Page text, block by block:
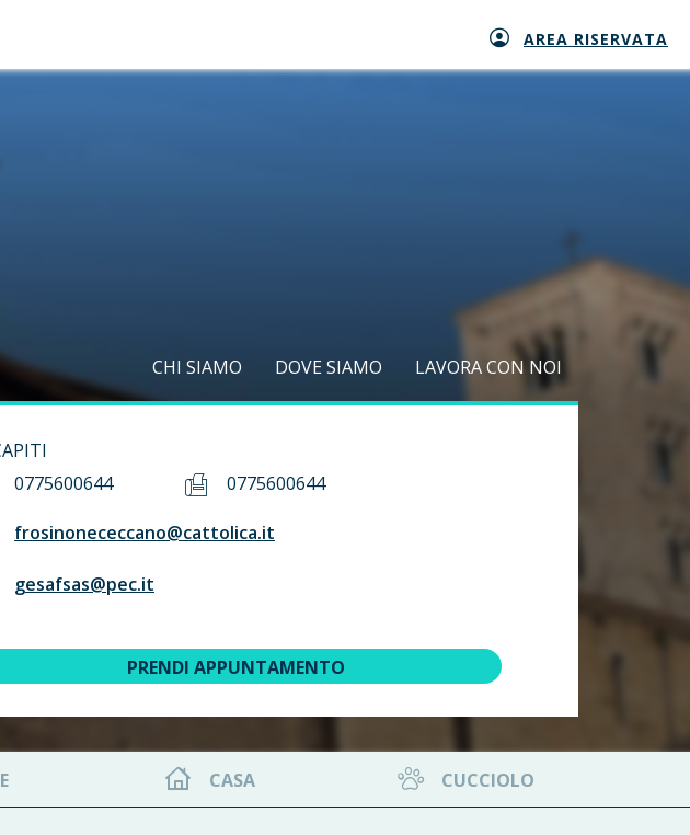
AREA RISERVATA
CHI SIAMO DOVE SIAMO LAVORA CON NOI
0775600644
0775600644
frosinonececcano@cattolica.it
gesafsas@pec.it
PRENDI APPUNTAMENTO
CASA CUCCIOLO